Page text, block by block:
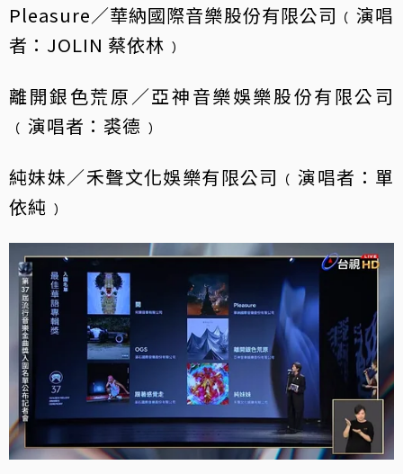
Pleasure／華納國際音樂股份有限公司﹙演唱
者：JOLIN 蔡依林﹚
離開銀色荒原／亞神音樂娛樂股份有限公司
﹙演唱者：裘德﹚
純妹妹／禾聲文化娛樂有限公司﹙演唱者：單
依純﹚